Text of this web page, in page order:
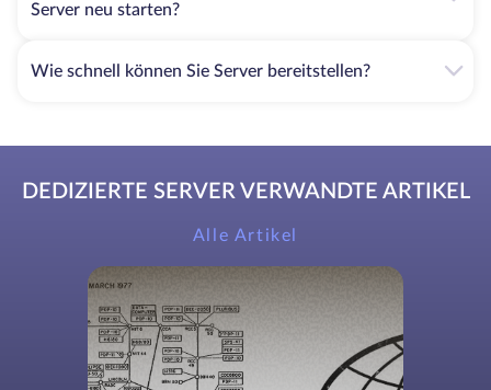
Server neu starten?
Wie schnell können Sie Server bereitstellen?
DEDIZIERTE SERVER VERWANDTE ARTIKEL
Alle Artikel